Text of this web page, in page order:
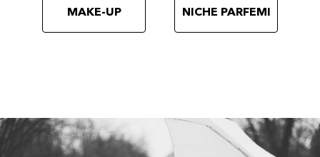
MAKE-UP NICHE PARFEMI